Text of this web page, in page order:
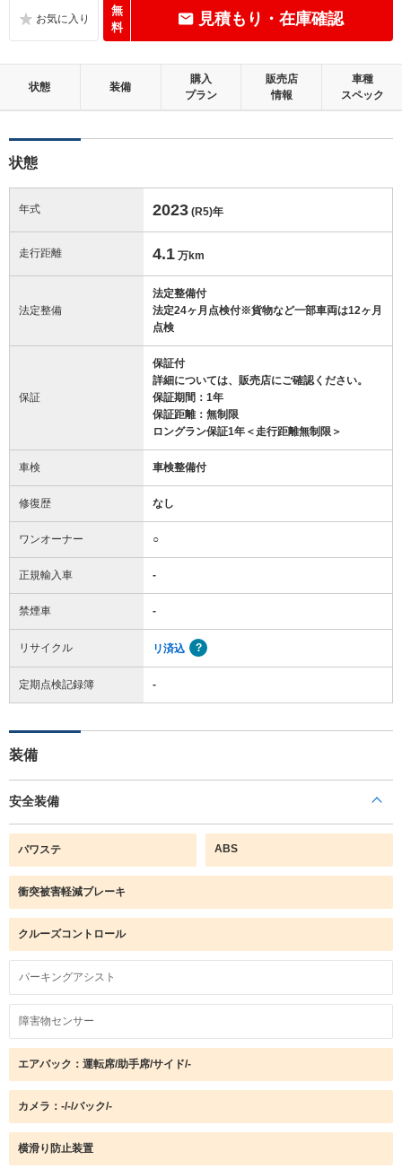
いたみ、汚れなどは少なく、全体的に良好な状態です。
この中古車の「車両品質評価書」を見る
無
料
見積もり・在庫確認
状態 装備
購入
プラン
販売店
情報
車種
スペック
状態
年式 2023 (R5)年
走行距離 4.1 万km
法定整備
法定整備付
法定24ヶ月点検付※貨物など一部車両は12ヶ月
点検
保証
保証付
詳細については、販売店にご確認ください。
保証期間：1年
保証距離：無制限
ロングラン保証1年＜走行距離無制限＞
車検 車検整備付
修復歴 なし
ワンオーナー ○
正規輸入車 -
禁煙車 -
リサイクル リ済込
定期点検記録簿 -
装備
安全装備
パワステ ABS
衝突被害軽減ブレーキ
クルーズコントロール
パーキングアシスト
障害物センサー
エアバック：運転席/助手席/サイド/-
カメラ：-/-/バック/-
横滑り防止装置